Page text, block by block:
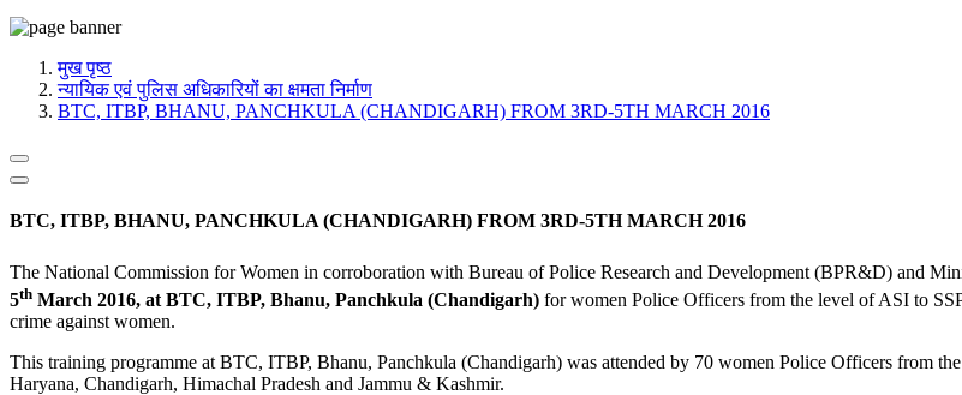
डिजिटल शक्ति केंद्र
मुख पृष्ठ
न्यायिक एवं पुलिस अधिकारियों का क्षमता निर्माण
BTC, ITBP, BHANU, PANCHKULA (CHANDIGARH) FROM 3RD-5TH MARCH 2016
BTC, ITBP, BHANU, PANCHKULA (CHANDIGARH) FROM 3RD-5TH MARCH 2016
The National Commission for Women in corroboration with Bureau of Police Research and Development (BPR&D) and
5th March 2016, at BTC, ITBP, Bhanu, Panchkula (Chandigarh) for women Police Officers from the level of ASI to
crime against women.
This training programme at BTC, ITBP, Bhanu, Panchkula (Chandigarh) was attended by 70 women Police Officers from
Haryana, Chandigarh, Himachal Pradesh and Jammu & Kashmir.